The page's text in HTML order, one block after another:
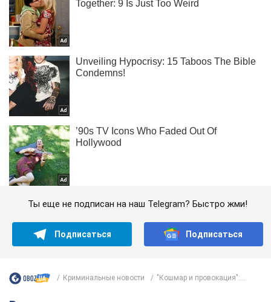
Ты еще не подписан на наш Telegram? Быстро жми!
Подписаться Подписаться
Криминальные новости "Кошмар и провокация":...